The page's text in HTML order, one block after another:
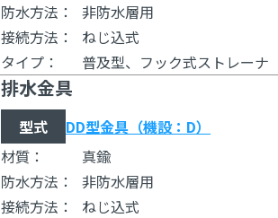
防水方法：
非防水層用
接続方法：
ねじ込式
タイプ：
普及型、フック式ストレーナ
排水金具
型式
DD型金具（機設：D）
材質：
真鍮
防水方法：
非防水層用
接続方法：
ねじ込式